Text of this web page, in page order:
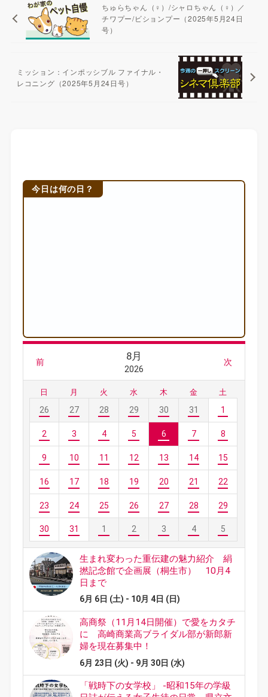
ちゅらちゃん（♀）/シャロちゃん（♀）／
チワプー/ビションプー（2025年5月24日
号）
ミッション：インポッシブル ファイナル・
レコニング（2025年5月24日号）
今日は何の日？